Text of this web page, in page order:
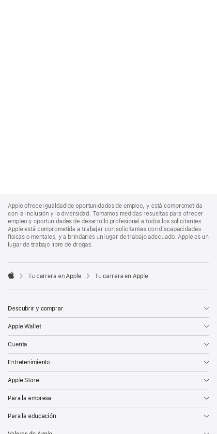
Footer
Apple ofrece igualdad de oportunidades de empleo, y está comprometida
con la inclusión y la diversidad. Tomamos medidas resueltas para ofrecer
empleo y oportunidades de desarrollo profesional a todos los solicitantes.
Apple está comprometida a trabajar con solicitantes con discapacidades
físicas o mentales, y a brindarles un lugar de trabajo adecuado. Apple es un
lugar de trabajo libre de drogas.

Tu carrera en Apple Tu carrera en Apple
Descubrir y comprar
Apple Wallet
Cuenta
Entretenimiento
Apple Store
Para la empresa
Para la educación